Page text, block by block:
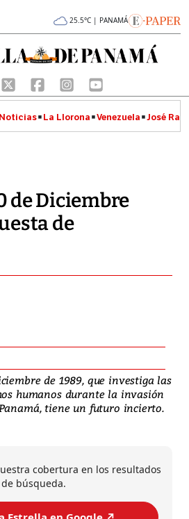
25.5°C | PANAMÁ
La Llorona Venezuela José
de Diciembre
de
de 1989, que investiga las
humanos durante la invasión
tiene un futuro incierto.
cobertura en los resultados
de búsqueda.